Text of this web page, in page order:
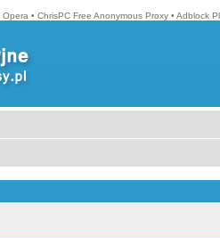
Opera • ChrisPC Free Anonymous Proxy • Adblock